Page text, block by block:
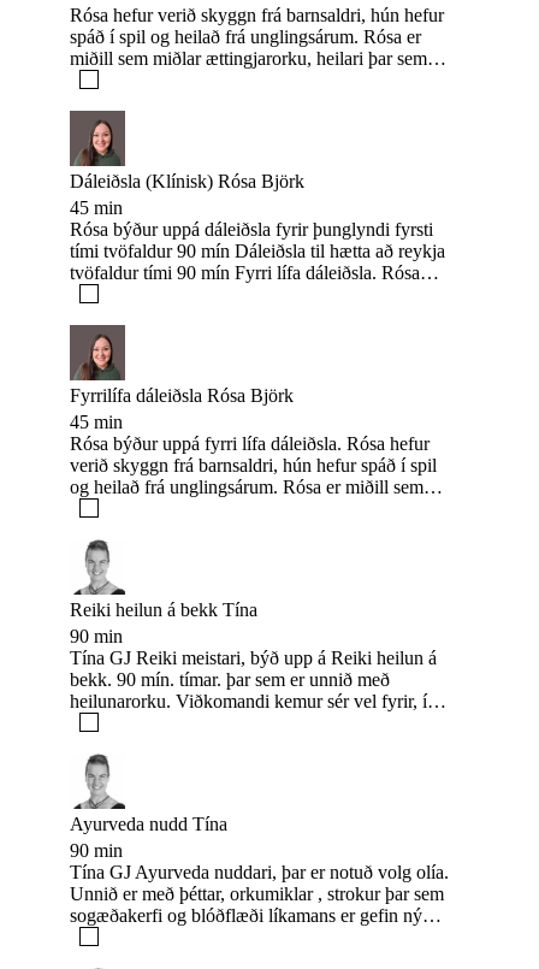
Íslandi býður hún upp á miðlun, heilun og
dáleiðslu hjá Miðlun að handan.
Rósa hefur verið skyggn frá barnsaldri, hún hefur
spáð í spil og heilað frá unglingsárum. Rósa er
miðill sem miðlar ættingjarorku, heilari þar sem
sig með mataræði. Rósa hefur alltaf viljað hjálpa
fólki og er með heilsuhótel á Gran Canaria þar
sem hún er með heilunar og miðlunar námskeið,
detox námskeið og fleira þar sem hún notar alla
þessa þætti til að hjálpa fólki. Þegar hún er á
Íslandi býður hún upp á miðlun, heilun og
dáleiðslu hjá Miðlun að handan.
Dáleiðsla (Klínisk) Rósa Björk
45 min
Rósa býður uppá dáleiðsla fyrir þunglyndi fyrsti
tími tvöfaldur 90 mín Dáleiðsla til hætta að reykja
tvöfaldur tími 90 mín Fyrri lífa dáleiðsla. Rósa
sem miðlar ættingjarorku, heilari þar sem hún
vinnur með læknum að handan, klíniískur
dáleiðari, yoga kennari og hjálpar fólki að heila
sig með mataræði. Rósa hefur alltaf viljað hjálpa
fólki og er með heilsuhótel á Gran Canaria þar
sem hún er með heilunar og miðlunar námskeið,
detox námskeið og fleira þar sem hún notar alla
þessa þætti til að hjálpa fólki. Þegar hún er á
Íslandi býður hún upp á miðlun, heilun og
Fyrrilífa dáleiðsla Rósa Björk
45 min
Rósa býður uppá fyrri lífa dáleiðsla. Rósa hefur
verið skyggn frá barnsaldri, hún hefur spáð í spil
og heilað frá unglingsárum. Rósa er miðill sem
kennari og hjálpar fólki að heila sig með
mataræði. Rósa hefur alltaf viljað hjálpa fólki og
er með heilsuhótel á Gran Canaria þar sem hún er
með heilunar og miðlunar námskeið, detox
námskeið og fleira þar sem hún notar alla þessa
þætti til að hjálpa fólki. Þegar hún er á Íslandi
býður hún upp á miðlun, heilun og dáleiðslu hjá
Miðlun að handan.
Reiki heilun á bekk Tína
90 min
Tína GJ Reiki meistari, býð upp á Reiki heilun á
bekk. 90 mín. tímar. þar sem er unnið með
heilunarorku. Viðkomandi kemur sér vel fyrir, í
Ayurveda nudd Tína
90 min
Tína GJ Ayurveda nuddari, þar er notuð volg olía.
Unnið er með þéttar, orkumiklar , strokur þar sem
sogæðakerfi og blóðflæði líkamans er gefin ný